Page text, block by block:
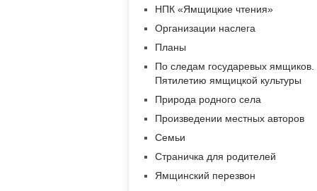
НПК «Ямщицкие чтения»
Организации наслега
Планы
По следам государевых ямщиков.
Пятилетию ямщицкой культуры
Природа родного села
Произведении местных авторов
Семьи
Страничка для родителей
Ямщинский перезвон